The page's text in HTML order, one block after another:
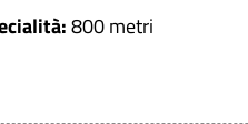
800 metri